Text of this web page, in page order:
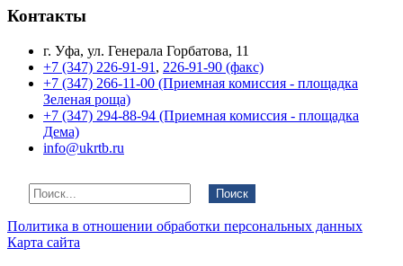
Контакты
г. Уфа, ул. Генерала Горбатова, 11
+7 (347) 226-91-91 , 226-91-90 (факс)
+7 (347) 266-11-00 (Приемная комиссия - площадка
Зеленая роща)
+7 (347) 294-88-94 (Приемная комиссия - площадка
Дема)
info@ukrtb.ru
Поиск
Политика в отношении обработки персональных данных
Карта сайта